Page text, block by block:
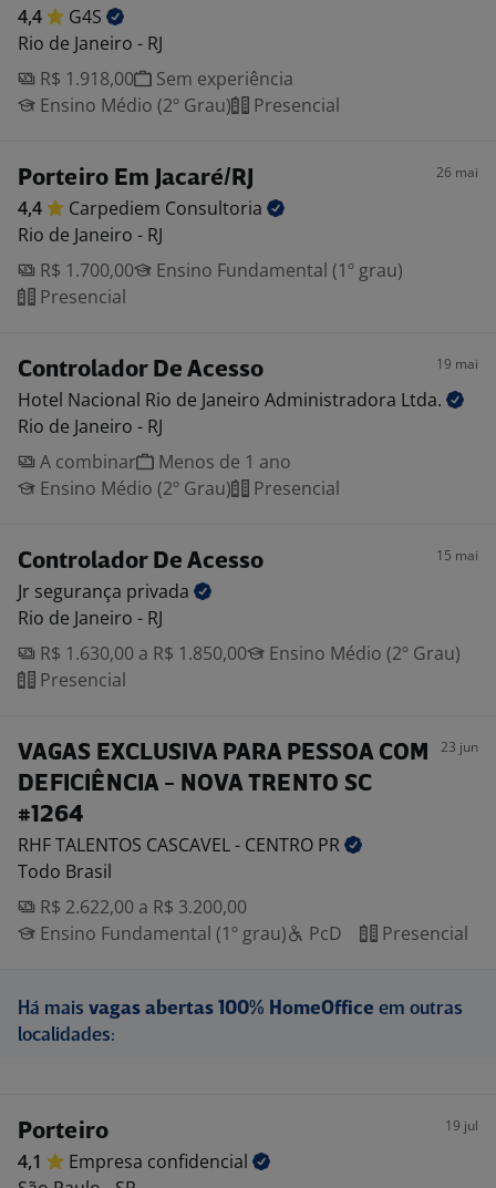
4,4
G4S
Rio de Janeiro - RJ
R$ 1.918,00
Sem experiência
Ensino Médio (2º Grau)
Presencial
Porteiro Em Jacaré/RJ 26 mai
4,4 Carpediem Consultoria
Rio de Janeiro - RJ
R$ 1.700,00
Ensino Fundamental (1º grau)
Presencial
Controlador De Acesso 19 mai
Hotel Nacional Rio de Janeiro Administradora Ltda.
Rio de Janeiro - RJ
A combinar
Menos de 1 ano
Ensino Médio (2º Grau)
Presencial
Controlador De Acesso 15 mai
Jr segurança privada
Rio de Janeiro - RJ
R$ 1.630,00 a R$ 1.850,00
Ensino Médio (2º Grau)
Presencial
VAGAS EXCLUSIVA PARA PESSOA COM
DEFICIÊNCIA - NOVA TRENTO SC
#1264
23 jun
RHF TALENTOS CASCAVEL - CENTRO PR
Todo Brasil
R$ 2.622,00 a R$ 3.200,00
Ensino Fundamental (1º grau)
PcD Presencial
Há mais vagas abertas 100% HomeOffice em outras
localidades:
Porteiro 19 jul
4,1 Empresa confidencial